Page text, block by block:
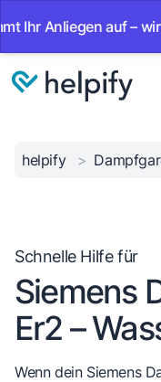
auf – wir
helpify >
Schnelle Hilfe für
Siemens
Er2 –
Wenn dein Siemens